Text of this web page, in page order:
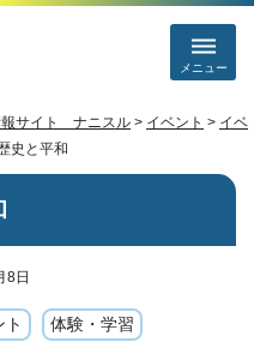
メニュー
報サイト ナニスル > イベント > イベ
史と平和
日
ト 体験・学習